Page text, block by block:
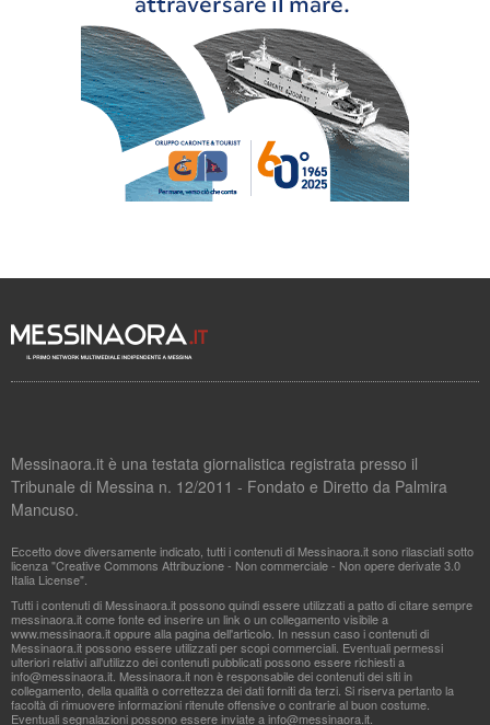
Messinaora.it è una testata giornalistica registrata presso il
Tribunale di Messina n. 12/2011 - Fondato e Diretto da Palmira
Mancuso.
Eccetto dove diversamente indicato, tutti i contenuti di Messinaora.it sono rilasciati sotto
licenza "Creative Commons Attribuzione - Non commerciale - Non opere derivate 3.0
Italia License".
Tutti i contenuti di Messinaora.it possono quindi essere utilizzati a patto di citare sempre
messinaora.it come fonte ed inserire un link o un collegamento visibile a
www.messinaora.it oppure alla pagina dell'articolo. In nessun caso i contenuti di
Messinaora.it possono essere utilizzati per scopi commerciali. Eventuali permessi
ulteriori relativi all'utilizzo dei contenuti pubblicati possono essere richiesti a
info@messinaora.it . Messinaora.it non è responsabile dei contenuti dei siti in
collegamento, della qualità o correttezza dei dati forniti da terzi. Si riserva pertanto la
facoltà di rimuovere informazioni ritenute offensive o contrarie al buon costume.
Eventuali segnalazioni possono essere inviate ainfo@messinaora.it